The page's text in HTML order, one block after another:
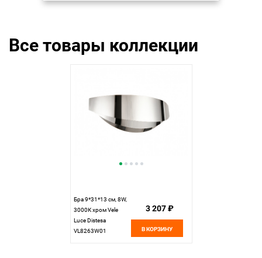
Все товары коллекции
Бра 9*31*13 см, 8W,
3000К хром Vele
Luce Distesa
VL8263W01
3 207 ₽
В КОРЗИНУ